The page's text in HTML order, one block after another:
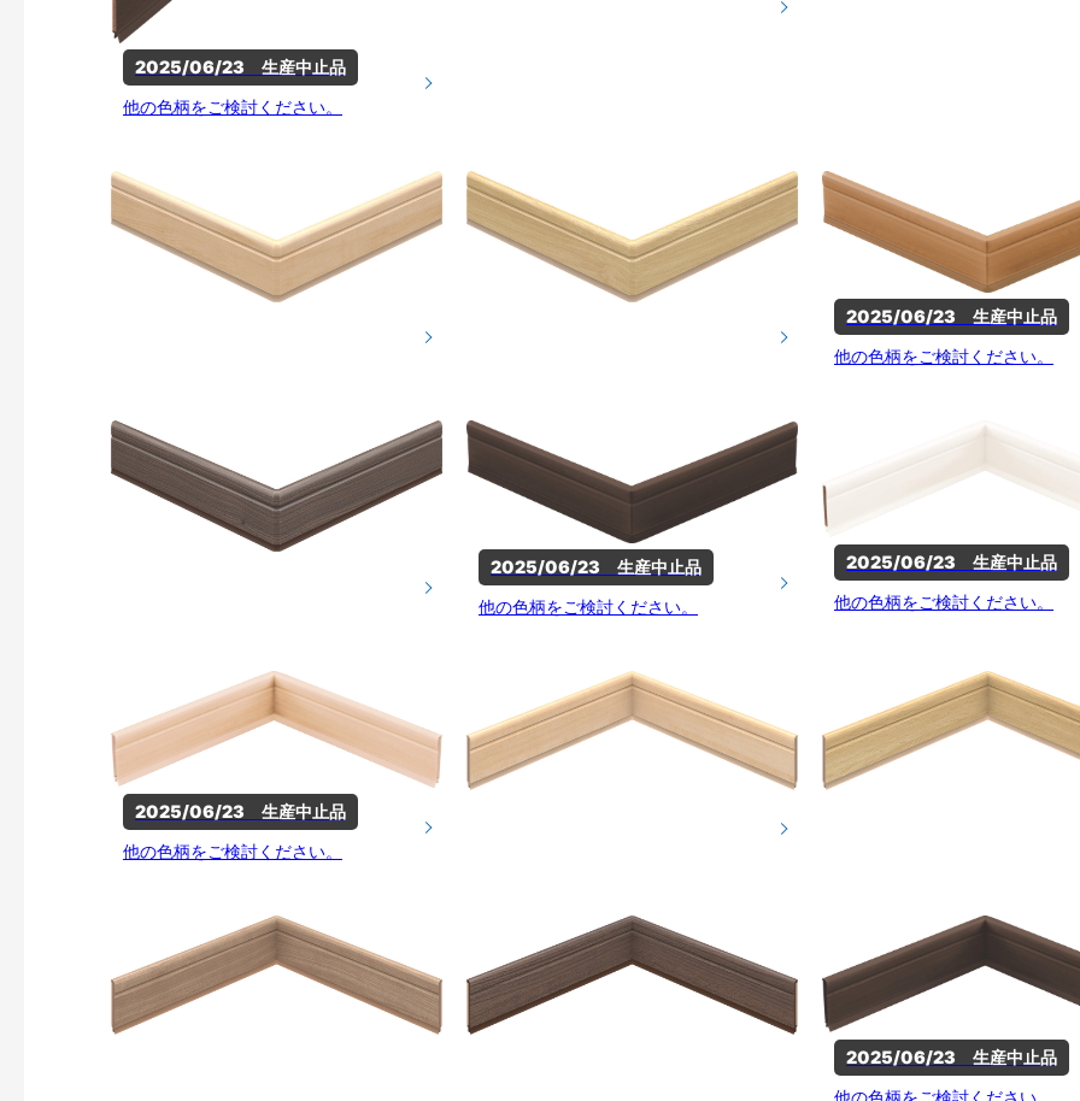
2025/06/23　生産中止品
他の色柄をご検討ください。
2025/06/23　生産中止品
他の色柄をご検討ください。
2025/06/23　生産中止品
他の色柄をご検討ください。
2025/06/23　生産中止品
他の色柄をご検討ください。
2025/06/23　生産中止品
他の色柄をご検討ください。
2025/06/23　生産中止品
他の色柄をご検討ください。